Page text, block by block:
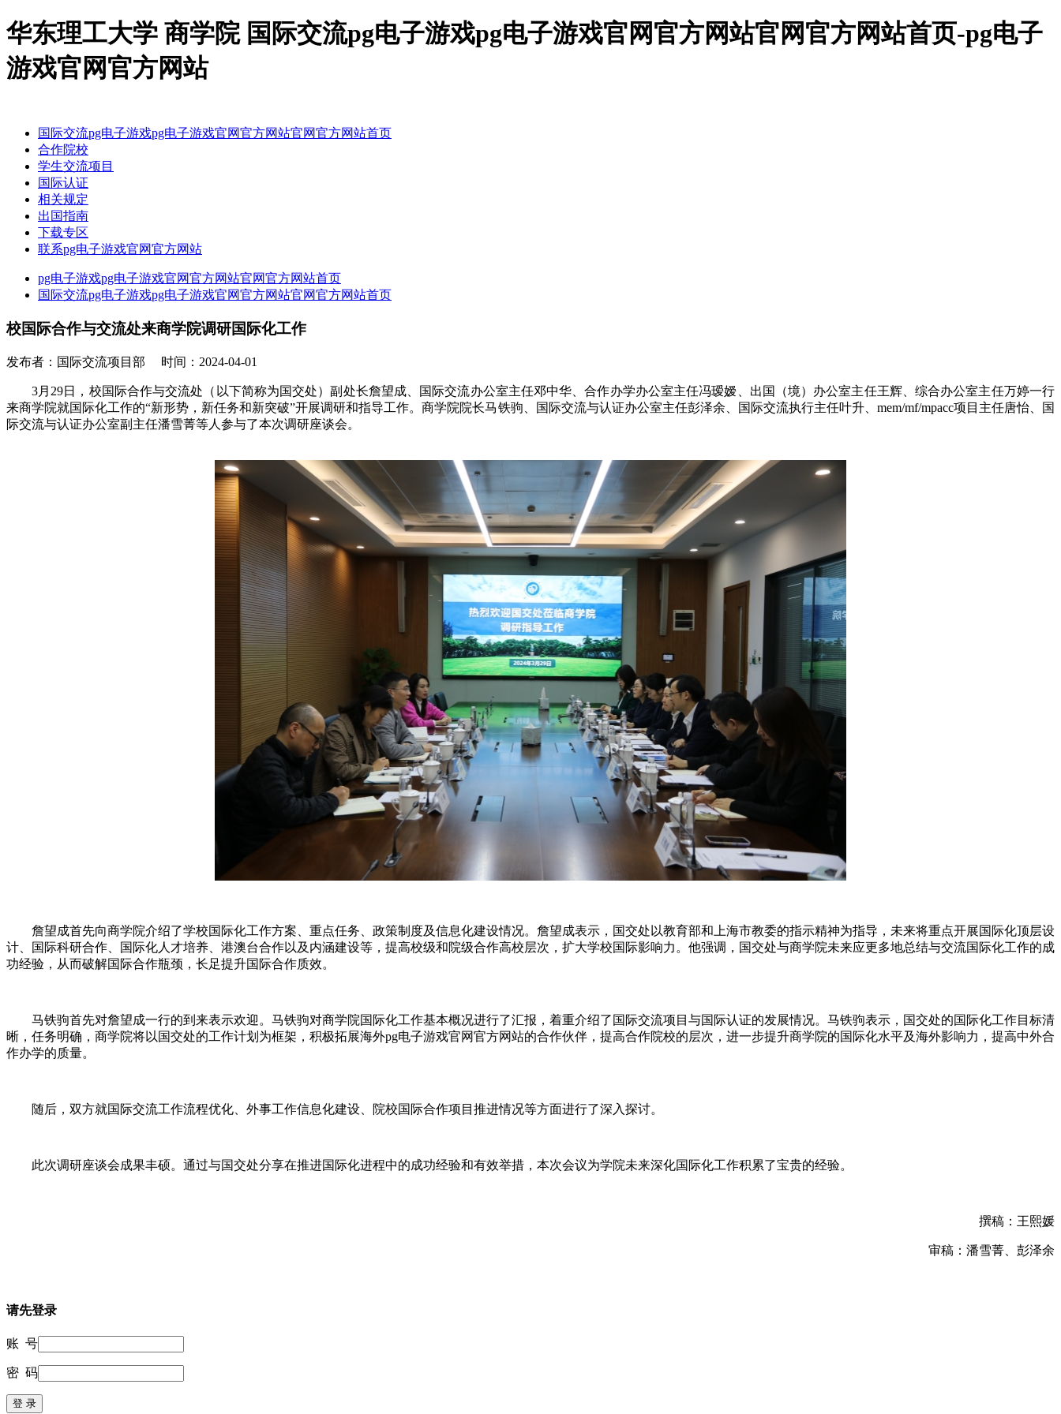
华东理工大学 商学院 国际交流pg电子游戏pg电子游戏官网官方网站官网官方网站首页-pg电子
游戏官网官方网站
国际交流pg电子游戏pg电子游戏官网官方网站官网官方网站首页
合作院校
学生交流项目
国际认证
相关规定
出国指南
下载专区
联系pg电子游戏官网官方网站
pg电子游戏pg电子游戏官网官方网站官网官方网站首页
国际交流pg电子游戏pg电子游戏官网官方网站官网官方网站首页
校国际合作与交流处来商学院调研国际化工作
发布者：国际交流项目部 时间：2024-04-01
3月29日，校国际合作与交流处（以下简称为国交处）副处长詹望成、国际交流办公室主任邓中华、合作办学办公室主任冯瑷嫒、出国（境）办公室主任王辉、综合办公室主任万婷一行
来商学院就国际化工作的“新形势，新任务和新突破”开展调研和指导工作。商学院院长马铁驹、国际交流与认证办公室主任彭泽余、国际交流执行主任叶升、mem/mf/mpacc项目主任唐怡、国
际交流与认证办公室副主任潘雪菁等人参与了本次调研座谈会。
詹望成首先向商学院介绍了学校国际化工作方案、重点任务、政策制度及信息化建设情况。詹望成表示，国交处以教育部和上海市教委的指示精神为指导，未来将重点开展国际化顶层设
计、国际科研合作、国际化人才培养、港澳台合作以及内涵建设等，提高校级和院级合作高校层次，扩大学校国际影响力。他强调，国交处与商学院未来应更多地总结与交流国际化工作的成
功经验，从而破解国际合作瓶颈，长足提升国际合作质效。
马铁驹首先对詹望成一行的到来表示欢迎。马铁驹对商学院国际化工作基本概况进行了汇报，着重介绍了国际交流项目与国际认证的发展情况。马铁驹表示，国交处的国际化工作目标清
晰，任务明确，商学院将以国交处的工作计划为框架，积极拓展海外pg电子游戏官网官方网站的合作伙伴，提高合作院校的层次，进一步提升商学院的国际化水平及海外影响力，提高中外合
作办学的质量。
随后，双方就国际交流工作流程优化、外事工作信息化建设、院校国际合作项目推进情况等方面进行了深入探讨。
此次调研座谈会成果丰硕。通过与国交处分享在推进国际化进程中的成功经验和有效举措，本次会议为学院未来深化国际化工作积累了宝贵的经验。
撰稿：王熙媛
审稿：潘雪菁、彭泽余
请先登录
账 号
密 码
登 录